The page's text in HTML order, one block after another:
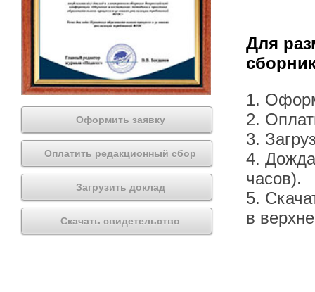
Оформить заявку
Оплатить редакционный сбор
Загрузить доклад
Скачать свидетельство
Для
1.
2.
3.
4.
часов).
5.
в